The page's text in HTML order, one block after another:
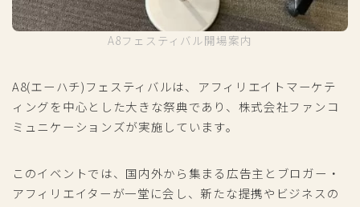
A8フェスティバル開場案内
A8(エーハチ)フェスティバルは、アフィリエイトマーケテ
ィングを中心とした大きな祭典であり、株式会社ファンコ
ミュニケーションズが実施しています。
このイベントでは、国内外から集まる広告主とブロガー・
アフィリエイターが一堂に会し、新たな提携やビジネスの